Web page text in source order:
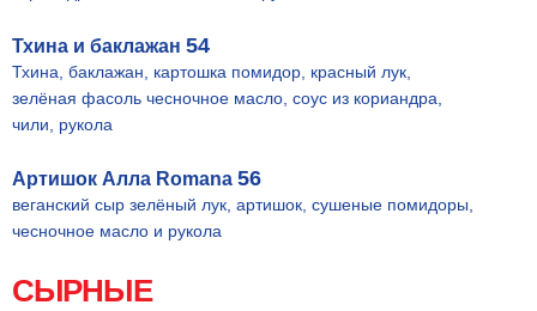
Тхина и баклажан
Тхина, баклажан, картошка помидор, красный лук,
зелёная фасоль чесночное масло, соус из кориандра,
чили, рукола
Артишок Алла Romana
веганский сыр зелёный лук, артишок, сушеные помидоры,
чесночное масло и рукола
СЫРНЫЕ